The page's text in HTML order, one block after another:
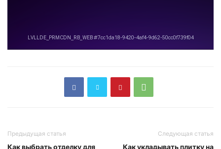
Предыдущая статья
Как выбрать отделку для
Следующая статья
Как укладывать плитку на